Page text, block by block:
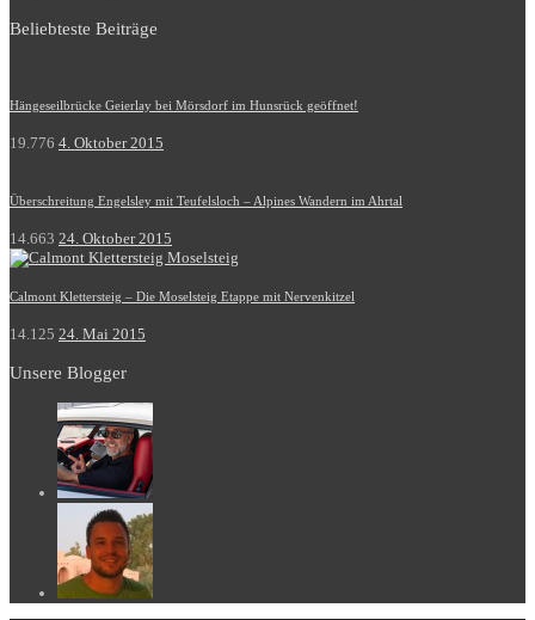
Beliebteste Beiträge
Hängeseilbrücke Geierlay bei Mörsdorf im Hunsrück geöffnet!
19.776 4. Oktober 2015
Überschreitung Engelsley mit Teufelsloch – Alpines Wandern im Ahrtal
14.663 24. Oktober 2015
Calmont Klettersteig – Die Moselsteig Etappe mit Nervenkitzel
14.125 24. Mai 2015
Unsere Blogger